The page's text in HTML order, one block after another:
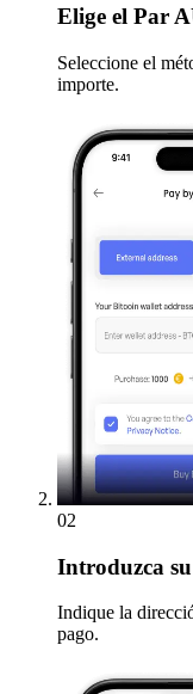
Elige el Par
Seleccione el
importe.
02
Introduzca
Indique la
pago.